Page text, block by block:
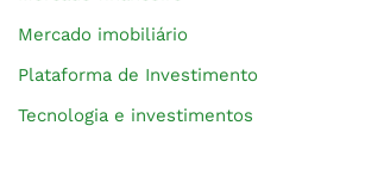
Mercado imobiliário
Plataforma de Investimento
Tecnologia e investimentos